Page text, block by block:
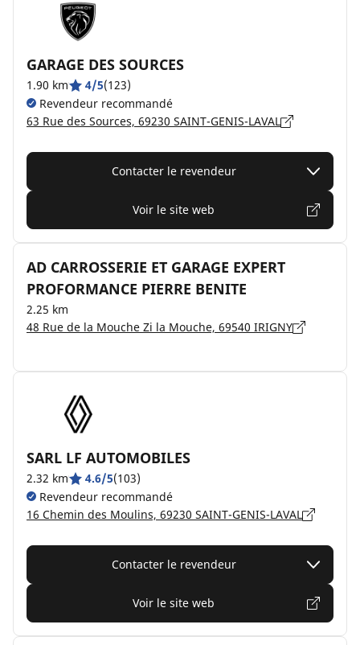
GARAGE DES SOURCES
1.90 km 4/5(123)
Revendeur recommandé
63 Rue des Sources, 69230 SAINT-GENIS-LAVAL
Contacter le revendeur
Voir le site web
AD CARROSSERIE ET GARAGE EXPERT
PROFORMANCE PIERRE BENITE
2.25 km
48 Rue de la Mouche Zi la Mouche, 69540 IRIGNY
SARL LF AUTOMOBILES
2.32 km 4.6/5(103)
Revendeur recommandé
16 Chemin des Moulins, 69230 SAINT-GENIS-LAVAL
Contacter le revendeur
Voir le site web